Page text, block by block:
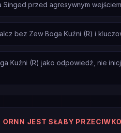
przed agresywnym
bez Zew Boga Kuźni (R) i
Kuźni (R) jako odpowiedź, nie
ORNN JEST SŁABY PRZECIWKO